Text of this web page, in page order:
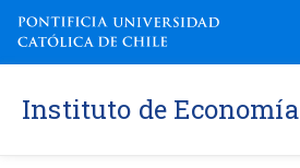
Instituto de Economía